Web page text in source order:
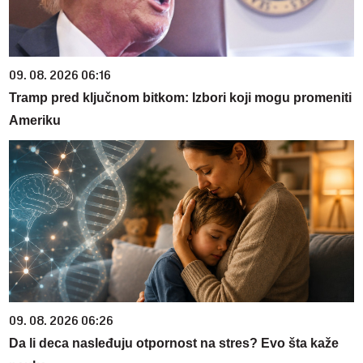
09. 08. 2026 06:16
Tramp pred ključnom bitkom: Izbori koji mogu promeniti
Ameriku
09. 08. 2026 06:26
Da li deca nasleđuju otpornost na stres? Evo šta kaže